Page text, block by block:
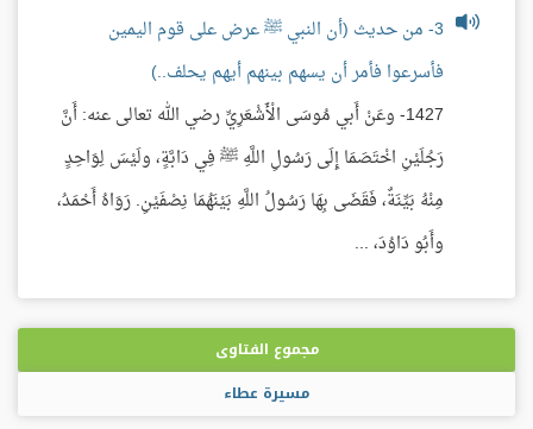
3- من حديث (أن النبي ﷺ عرض على قوم اليمين
فأسرعوا فأمر أن يسهم بينهم أيهم يحلف..)
1427- وعَنْ أَبي مُوسَى الْأَشْعَرِيِّ رضي الله تعالى عنه: أَنَّ
رَجُلَيْنِ اخْتَصَمَا إِلَى رَسُولِ اللَّهِ ﷺ فِي دَابَّةٍ، ولَيْسَ لِوَاحِدٍ
مِنْهُ بَيِّنَةٌ، فَقَضَى بِهَا رَسُولُ اللَّهِ بَيْنَهُمَا نِصْفَيْنِ. رَوَاهُ أَحْمَدُ،
وأَبُو دَاوُدَ، ...
مجموع الفتاوى
مسيرة عطاء